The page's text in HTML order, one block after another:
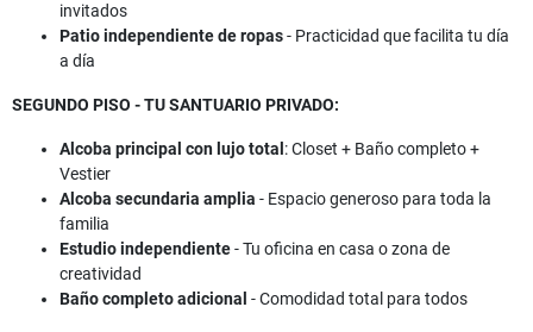
invitados
Patio independiente de ropas- Practicidad que facilita tu día
a día
SEGUNDO PISO - TU SANTUARIO PRIVADO:
Alcoba principal con lujo total : Closet + Baño completo +
Vestier
Alcoba secundaria amplia - Espacio generoso para toda la
familia
Estudio independiente- Tu oficina en casa o zona de
creatividad
Baño completo adicional - Comodidad total para todos